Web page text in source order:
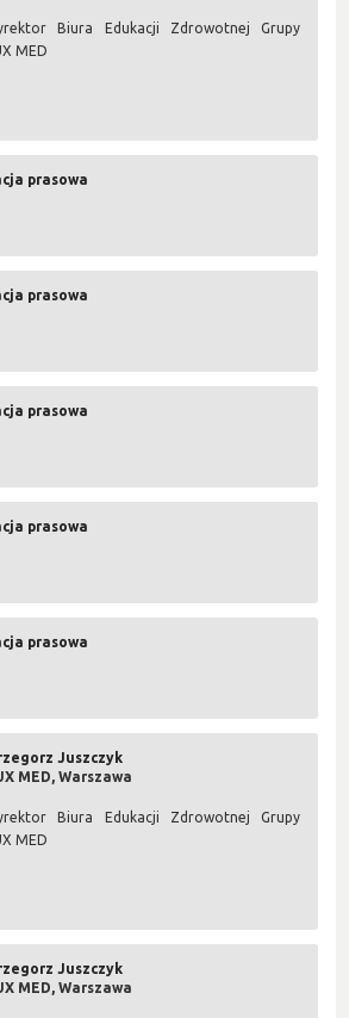
Biura Edukacji Zdrowotnej Grupy
MED
prasowa
prasowa
prasowa
prasowa
prasowa
Juszczyk
MED, Warszawa
Biura Edukacji Zdrowotnej Grupy
MED
Juszczyk
MED, Warszawa